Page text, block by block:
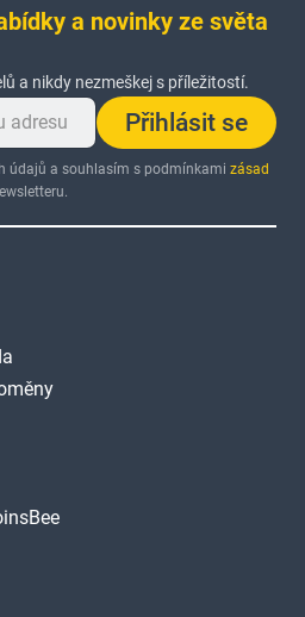
a novinky ze světa
a nikdy nezmeškej s příležitostí.
Přihlásit se
údajů a souhlasím s podmínkamizásad